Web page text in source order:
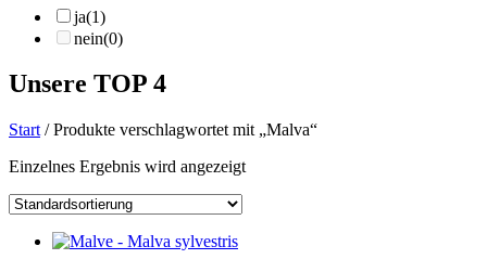
ja(1)
nein(0)
Unsere TOP 4
Start / Produkte verschlagwortet mit „Malva“
Einzelnes Ergebnis wird angezeigt